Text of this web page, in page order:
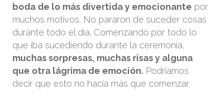
boda de lo más divertida y emocionante por
muchos motivos. No pararon de suceder cosas
durante todo el día. Comenzando por todo lo
que iba sucediendo durante la ceremonia,
muchas sorpresas, muchas risas y alguna
que otra lágrima de emoción. Podríamos
decir que esto no hacía más que comenzar.